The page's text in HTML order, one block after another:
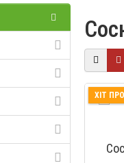
ХІТ